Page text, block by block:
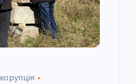
корупція